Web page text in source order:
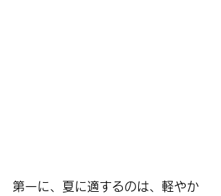
第一に、夏に適するのは、軽やか